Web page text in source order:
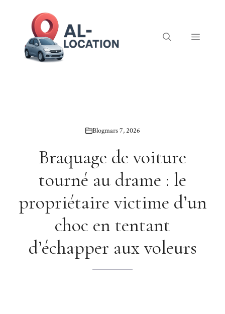
Menu
Blogmars 7, 2026
Braquage de voiture
tourné au drame : le
propriétaire victime d’un
choc en tentant
d’échapper aux voleurs